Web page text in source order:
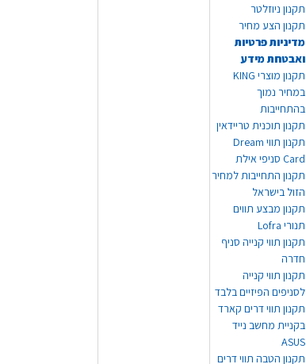
תקנון ניוזלטר
תקנון הצע מחיר
מדיניות פרטיות
ואבטחת מידע
תקנון מוצרי KING
במחיר נמוך
בהתחייבות
תקנון תוכנית טריידאין
תקנון תווי Dream
Card סניפי אילת
תקנון התחייבות למחיר
הזול בישראל
תקנון מבצע תווים
תנורי Lofra
תקנון תווי קנייה סניף
חדרה
תקנון תווי קנייה
לסניפים הפיזיים בלבד
תקנון תווי דרים קארד
בקניית מחשב נייד
ASUS
תקנון הטבה תווי דרים